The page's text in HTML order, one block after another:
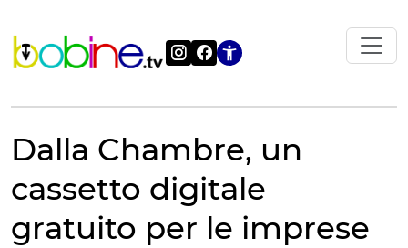
contenuto
Apri le
Dalla Chambre, un
cassetto digitale
gratuito per le imprese